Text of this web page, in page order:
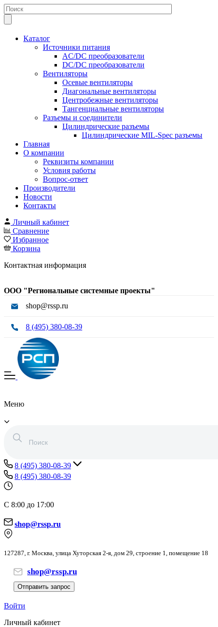
Каталог
Источники питания
AC/DC преобразователи
DC/DC преобразователи
Вентиляторы
Осевые вентиляторы
Диагональные вентиляторы
Центробежные вентиляторы
Тангенциальные вентиляторы
Разъемы и соединители
Цилиндрические разъемы
Цилиндрические MIL-Spec разъемы
Главная
О компании
Реквизиты компании
Условия работы
Вопрос-ответ
Производители
Новости
Контакты
Личный кабинет
Сравнение
Избранное
Корзина
Контактная информация
ООО "Региональные системные проекты"
shop@rssp.ru
8 (495) 380-08-39
Меню
8 (495) 380-08-39
8 (495) 380-08-39
С 8:00 до 17:00
shop@rssp.ru
127287, г. Москва, улица Хуторская 2-я, дом 29, строение 1, помещение 18
shop@rssp.ru
Отправить запрос
Войти
Личный кабинет